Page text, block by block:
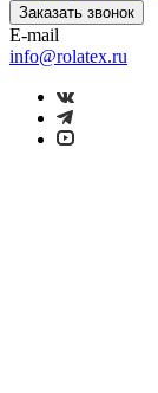
Заказать звонок
E-mail
info@rolatex.ru